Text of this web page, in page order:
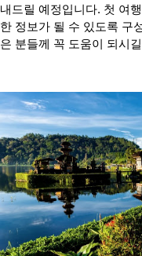
내드릴 예정입니다. 첫 여
한 정보가 될 수 있도록 구
은 분들께 꼭 도움이 되시